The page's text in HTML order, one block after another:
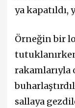
ya kapatıldı,
Örneğin bir
rakamlarıyla
sallaya